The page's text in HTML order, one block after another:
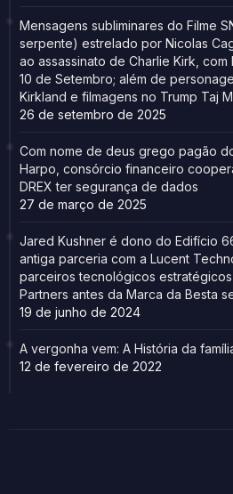
Mensagens subliminares do Filme
serpente) estrelado por Nicolas
ao assassinato de Charlie Kirk,
10 de Setembro; além de
Kirkland e filmagens no Trump Taj
26 de setembro de 2025
Com nome de deus grego pagão
Harpo, consórcio financeiro
DREX ter segurança de dados
27 de março de 2025
Jared Kushner é dono do Edifício
antiga parceria com a Lucent
parceiros tecnológicos
Partners antes da Marca da Besta
19 de junho de 2024
A vergonha vem: A História da
12 de fevereiro de 2022